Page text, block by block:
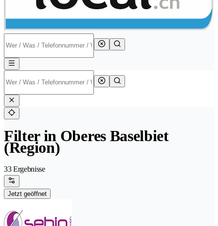
Filter in Oberes Baselbiet
(Region)
33 Ergebnisse
Jetzt geöffnet